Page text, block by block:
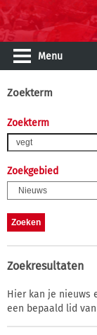
Menu
Zoekterm
Zoekterm
Zoekgebied
Zoekresultaten
Hier kan je nieuws
een bepaald lid